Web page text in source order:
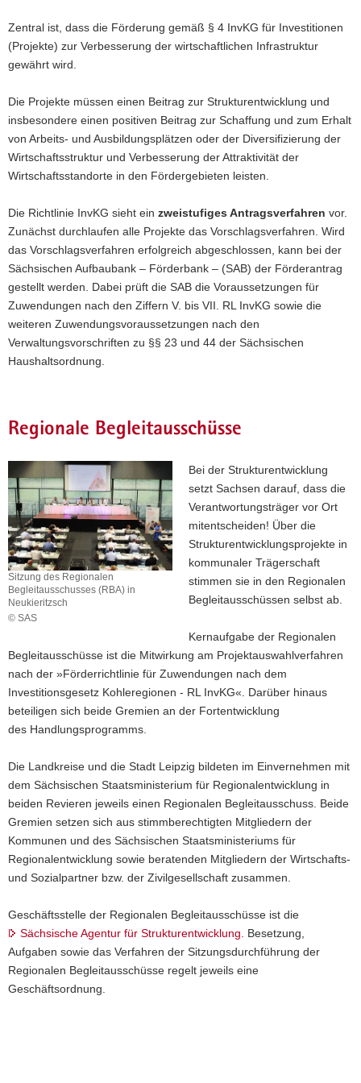
Zentral ist, dass die Förderung gemäß § 4 InvKG für Investitionen
(Projekte) zur Verbesserung der wirtschaftlichen Infrastruktur
gewährt wird.
Die Projekte müssen einen Beitrag zur Strukturentwicklung und
insbesondere einen positiven Beitrag zur Schaffung und zum Erhalt
von Arbeits- und Ausbildungsplätzen oder der Diversifizierung der
Wirtschaftsstruktur und Verbesserung der Attraktivität der
Wirtschaftsstandorte in den Fördergebieten leisten.
Die Richtlinie InvKG sieht ein zweistufiges Antragsverfahren vor.
Zunächst durchlaufen alle Projekte das Vorschlagsverfahren. Wird
das Vorschlagsverfahren erfolgreich abgeschlossen, kann bei der
Sächsischen Aufbaubank – Förderbank – (SAB) der Förderantrag
gestellt werden. Dabei prüft die SAB die Voraussetzungen für
Zuwendungen nach den Ziffern V. bis VII. RL InvKG sowie die
weiteren Zuwendungsvoraussetzungen nach den
Verwaltungsvorschriften zu §§ 23 und 44 der Sächsischen
Haushaltsordnung.
Regionale Begleitausschüsse
Sitzung des Regionalen
Begleitausschusses (RBA) in
Neukieritzsch
© SAS
Regionalen
Begleitausschusses
(RBA)
in
Neukieritzsch
Bei der Strukturentwicklung
setzt Sachsen darauf, dass die
Verantwortungsträger vor Ort
mitentscheiden! Über die
Strukturentwicklungsprojekte in
kommunaler Trägerschaft
stimmen sie in den Regionalen
Begleitausschüssen selbst ab.
Kernaufgabe der Regionalen
Begleitausschüsse ist die Mitwirkung am Projektauswahlverfahren
nach der »Förderrichtlinie für Zuwendungen nach dem
Investitionsgesetz Kohleregionen - RL InvKG«. Darüber hinaus
beteiligen sich beide Gremien an der Fortentwicklung
des Handlungsprogramms.
Die Landkreise und die Stadt Leipzig bildeten im Einvernehmen mit
dem Sächsischen Staatsministerium für Regionalentwicklung in
beiden Revieren jeweils einen Regionalen Begleitausschuss. Beide
Gremien setzen sich aus stimmberechtigten Mitgliedern der
Kommunen und des Sächsischen Staatsministeriums für
Regionalentwicklung sowie beratenden Mitgliedern der Wirtschafts-
und Sozialpartner bzw. der Zivilgesellschaft zusammen.
Geschäftsstelle der Regionalen Begleitausschüsse ist die
Sächsische Agentur für Strukturentwicklung.
Besetzung,
Aufgaben sowie das Verfahren der Sitzungsdurchführung der
Regionalen Begleitausschüsse regelt jeweils eine
Geschäftsordnung.